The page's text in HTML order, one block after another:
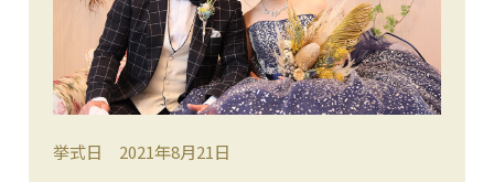
挙式日 2021年8月21日